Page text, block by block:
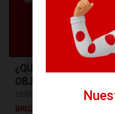
¿QUÉ ES LA
OBJETIVOS TIENE?
BRICONSEJOS